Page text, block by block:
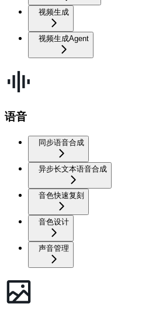
视频生成
视频生成Agent
语音
同步语音合成
异步长文本语音合成
音色快速复刻
音色设计
声音管理